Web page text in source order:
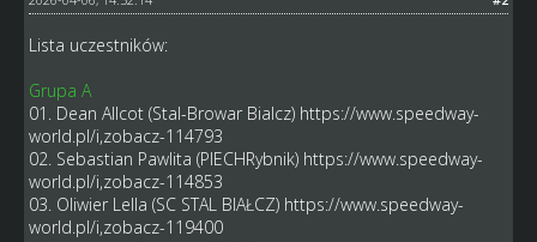
Lista uczestników:
Grupa A
01. Dean Allcot (Stal-Browar Bialcz) https://www.speedway-
world.pl/i,zobacz-114793
02. Sebastian Pawlita (PIECHRybnik) https://www.speedway-
world.pl/i,zobacz-114853
03. Oliwier Lella (SC STAL BIAŁCZ) https://www.speedway-
world.pl/i,zobacz-119400